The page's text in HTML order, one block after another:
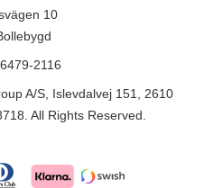
10
2116
A/S, Islevdalvej 151, 2610
All Rights Reserved.